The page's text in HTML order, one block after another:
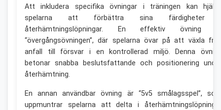
Att inkludera specifika övningar i träningen kan
spelarna att förbättra sina färdigheter
återhämtningslöpningar. En effektiv övning
“övergångsövningen”, där spelarna övar på att växla
anfall till försvar i en kontrollerad miljö. Denna
betonar snabba beslutsfattande och positionering
återhämtning.
En annan användbar övning är “5v5 smålagsspel”,
uppmuntrar spelarna att delta i